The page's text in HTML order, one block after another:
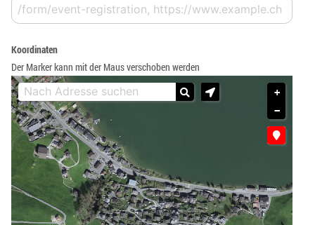
Koordinaten
Der Marker kann mit der Maus verschoben werden
+
−